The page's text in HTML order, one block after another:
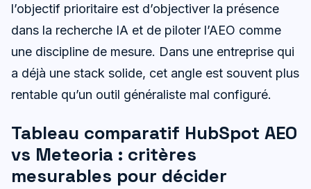
l’objectif prioritaire est d’objectiver la présence
dans la recherche IA et de piloter l’AEO comme
une discipline de mesure. Dans une entreprise qui
a déjà une stack solide, cet angle est souvent plus
rentable qu’un outil généraliste mal configuré.
Tableau comparatif HubSpot AEO
vs Meteoria : critères
mesurables pour décider